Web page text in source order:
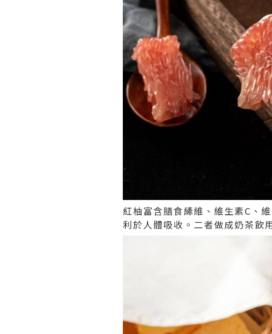
紅柚富含膳食縴維、維生素C、
利於人體吸收。二者做成奶茶飲